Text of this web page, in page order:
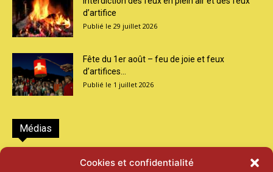
Cookies et confidentialité
d’artifice
29 juillet 2026
Fête du 1er août – feu de joie et feux
d’artifices...
1 juillet 2026
Médias
2026 – Laiterie d’Orsières et Abbaye de St-